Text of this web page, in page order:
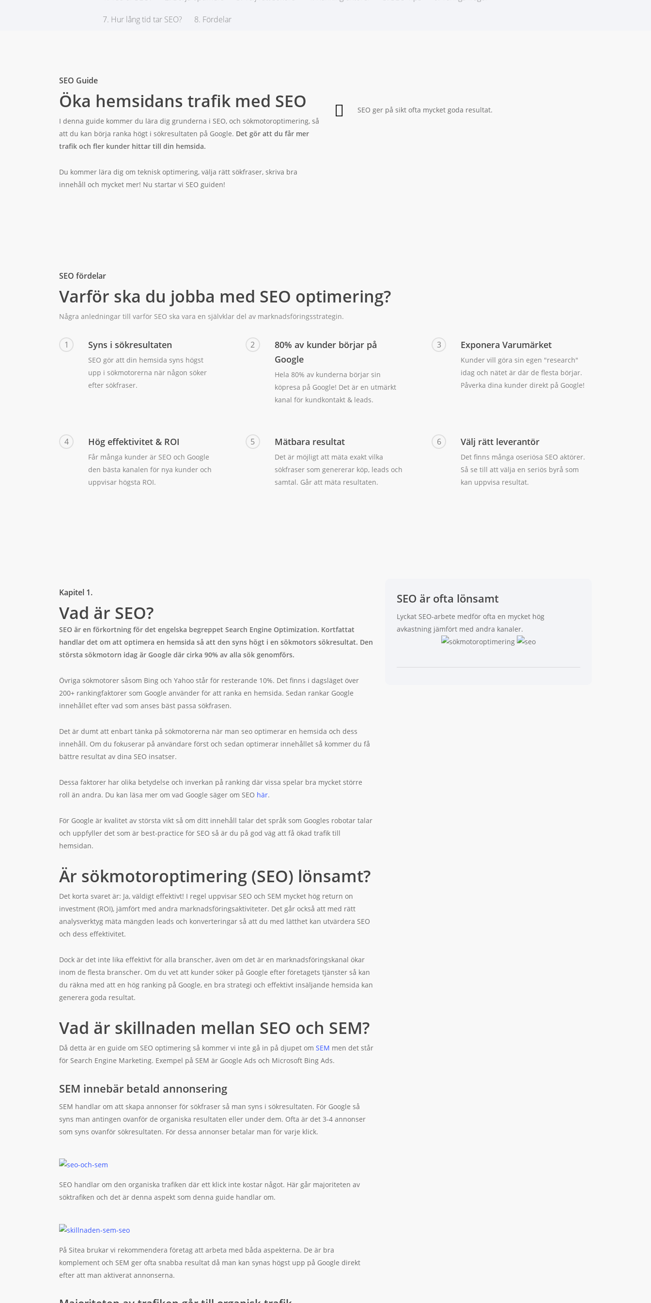
7. Hur lång tid tar SEO? 8. Fördelar
SEO Guide
Öka hemsidans trafik med SEO
I denna guide kommer du lära dig grunderna i SEO, och sökmotoroptimering, så
att du kan börja ranka högt i sökresultaten på Google. Det gör att du får mer
trafik och fler kunder hittar till din hemsida.
Du kommer lära dig om teknisk optimering, välja rätt sökfraser, skriva bra
innehåll och mycket mer! Nu startar vi SEO guiden!
SEO ger på sikt ofta mycket goda resultat.
SEO fördelar
Varför ska du jobba med SEO optimering?
Några anledningar till varför SEO ska vara en självklar del av marknadsföringsstrategin.
1 Syns i sökresultaten
SEO gör att din hemsida syns högst
upp i sökmotorerna när någon söker
efter sökfraser.
2
80% av kunder börjar på
Google
Hela 80% av kunderna börjar sin
köpresa på Google! Det är en utmärkt
kanal för kundkontakt & leads.
3 Exponera Varumärket
Kunder vill göra sin egen "research"
idag och nätet är där de flesta börjar.
Påverka dina kunder direkt på Google!
4 Hög effektivitet & ROI
Får många kunder är SEO och Google
den bästa kanalen för nya kunder och
uppvisar högsta ROI.
5 Mätbara resultat
Det är möjligt att mäta exakt vilka
sökfraser som genererar köp, leads och
samtal. Går att mäta resultaten.
6 Välj rätt leverantör
Det finns många oseriösa SEO aktörer.
Så se till att välja en seriös byrå som
kan uppvisa resultat.
Kapitel 1.
Vad är SEO?
SEO är en förkortning för det engelska begreppet Search Engine Optimization. Kortfattat
handlar det om att optimera en hemsida så att den syns högt i en sökmotors sökresultat. Den
största sökmotorn idag är Google där cirka 90% av alla sök genomförs.
Övriga sökmotorer såsom Bing och Yahoo står för resterande 10%. Det finns i dagsläget över
200+ rankingfaktorer som Google använder för att ranka en hemsida. Sedan rankar Google
innehållet efter vad som anses bäst passa sökfrasen.
Det är dumt att enbart tänka på sökmotorerna när man seo optimerar en hemsida och dess
innehåll. Om du fokuserar på användare först och sedan optimerar innehållet så kommer du få
bättre resultat av dina SEO insatser.
Dessa faktorer har olika betydelse och inverkan på ranking där vissa spelar bra mycket större
roll än andra. Du kan läsa mer om vad Google säger om SEO här.
För Google är kvalitet av största vikt så om ditt innehåll talar det språk som Googles robotar talar
och uppfyller det som är best-practice för SEO så är du på god väg att få ökad trafik till
hemsidan.
Är sökmotoroptimering (SEO) lönsamt?
Det korta svaret är: Ja, väldigt effektivt! I regel uppvisar SEO och SEM mycket hög return on
investment (ROI), jämfört med andra marknadsföringsaktiviteter. Det går också att med rätt
analysverktyg mäta mängden leads och konverteringar så att du med lätthet kan utvärdera SEO
och dess effektivitet.
Dock är det inte lika effektivt för alla branscher, även om det är en marknadsföringskanal ökar
inom de flesta branscher. Om du vet att kunder söker på Google efter företagets tjänster så kan
du räkna med att en hög ranking på Google, en bra strategi och effektivt insäljande hemsida kan
generera goda resultat.
Vad är skillnaden mellan SEO och SEM?
Då detta är en guide om SEO optimering så kommer vi inte gå in på djupet omSEM men det står
för Search Engine Marketing. Exempel på SEM är Google Ads och Microsoft Bing Ads.
SEM innebär betald annonsering
SEM handlar om att skapa annonser för sökfraser så man syns i sökresultaten. För Google så
syns man antingen ovanför de organiska resultaten eller under dem. Ofta är det 3-4 annonser
som syns ovanför sökresultaten. För dessa annonser betalar man för varje klick.
SEO handlar om den organiska trafiken där ett klick inte kostar något. Här går majoriteten av
söktrafiken och det är denna aspekt som denna guide handlar om.
På Sitea brukar vi rekommendera företag att arbeta med båda aspekterna. De är bra
komplement och SEM ger ofta snabba resultat då man kan synas högst upp på Google direkt
efter att man aktiverat annonserna.
SEO är ofta lönsamt
Lyckat SEO-arbete medför ofta en mycket hög
avkastning jämfört med andra kanaler.